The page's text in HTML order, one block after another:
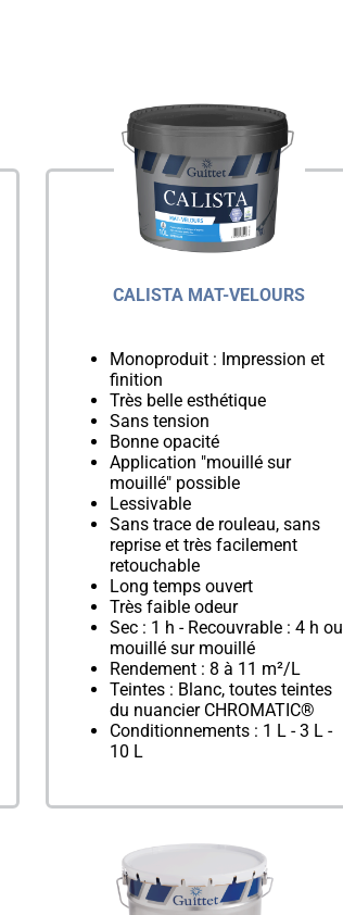
CALISTA MAT-VELOURS
Monoproduit : Impression et
finition
Très belle esthétique
Sans tension
Bonne opacité
Application "mouillé sur
mouillé" possible
Lessivable
Sans trace de rouleau, sans
reprise et très facilement
retouchable
Long temps ouvert
Très faible odeur
Sec : 1 h - Recouvrable : 4 h ou
mouillé sur mouillé
Rendement : 8 à 11 m²/L
Teintes : Blanc, toutes teintes
du nuancier CHROMATIC®
Conditionnements : 1 L - 3 L -
10 L